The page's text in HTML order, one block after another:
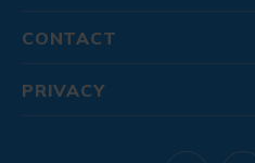
CONTACT
PRIVACY